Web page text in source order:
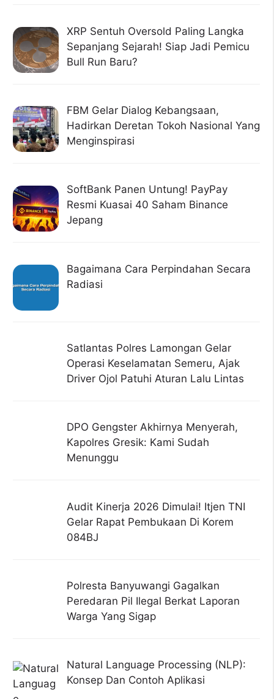
XRP Sentuh Oversold Paling Langka
Sepanjang Sejarah! Siap Jadi Pemicu
Bull Run Baru?
FBM Gelar Dialog Kebangsaan,
Hadirkan Deretan Tokoh Nasional Yang
Menginspirasi
SoftBank Panen Untung! PayPay
Resmi Kuasai 40 Saham Binance
Jepang
Bagaimana Cara Perpindahan Secara
Radiasi
Satlantas Polres Lamongan Gelar
Operasi Keselamatan Semeru, Ajak
Driver Ojol Patuhi Aturan Lalu Lintas
DPO Gengster Akhirnya Menyerah,
Kapolres Gresik: Kami Sudah
Menunggu
Audit Kinerja 2026 Dimulai! Itjen TNI
Gelar Rapat Pembukaan Di Korem
084BJ
Polresta Banyuwangi Gagalkan
Peredaran Pil Ilegal Berkat Laporan
Warga Yang Sigap
Natural Language Processing (NLP):
Konsep Dan Contoh Aplikasi